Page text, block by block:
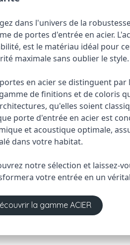
dans l'univers de la
de portes d'entrée en acier.
est le matériau idéal pour
maximale sans oublier le style.
en acier se distinguent
de finitions et de coloris
qu'elles soient
porte d'entrée en acier est
et acoustique optimale,
dans votre habitat.
notre sélection et laissez-
votre entrée en un
la gamme ACIER